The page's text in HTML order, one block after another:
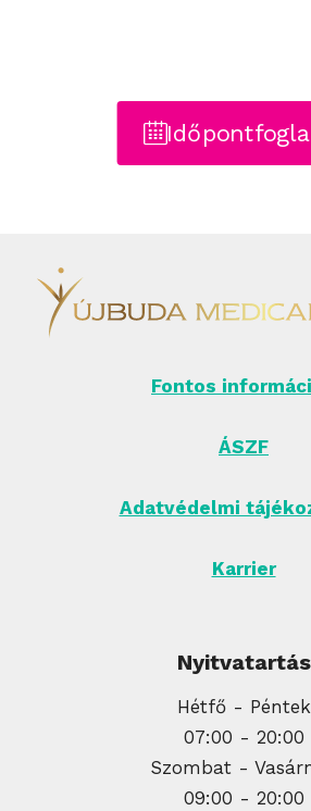
Fontos
ÁSZF
Adatvédelmi
Karrier
Nyitvatartás
Hétfő - Péntek
07:00 - 20:00
Szombat -
09:00 - 20:00